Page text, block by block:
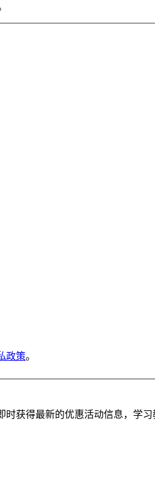
政策。
获得最新的优惠活动信息，学习